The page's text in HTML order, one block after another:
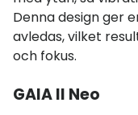
Denna design ger
avledas, vilket
och fokus.
GAIA II Neo